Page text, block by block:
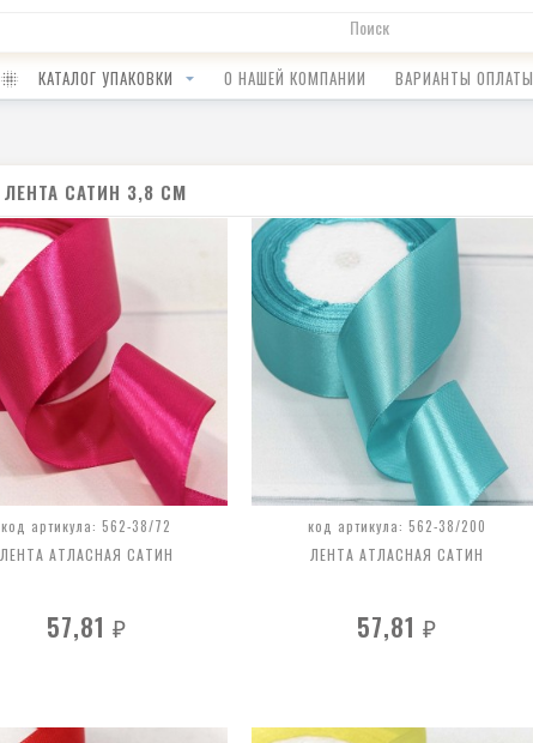
КАТАЛОГ УПАКОВКИ О НАШЕЙ КОМПАНИИ ВАРИАНТЫ ОПЛАТЫ
ЛЕНТА САТИН 3,8 СМ
код артикула: 562-38/72
ЛЕНТА АТЛАСНАЯ САТИН
57,81 ₽
код артикула: 562-38/200
ЛЕНТА АТЛАСНАЯ САТИН
57,81₽